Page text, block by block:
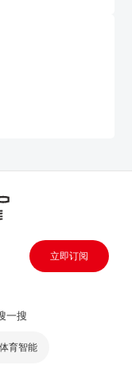
立即订阅
一搜
育智能